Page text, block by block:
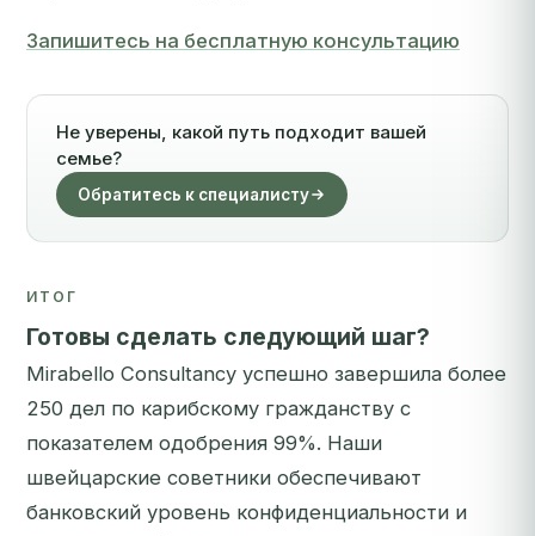
Запишитесь на бесплатную консультацию
Не уверены, какой путь подходит вашей
семье?
Обратитесь к специалисту
ИТОГ
Готовы сделать следующий шаг?
Mirabello Consultancy успешно завершила более
250 дел по карибскому гражданству с
показателем одобрения 99%. Наши
швейцарские советники обеспечивают
банковский уровень конфиденциальности и